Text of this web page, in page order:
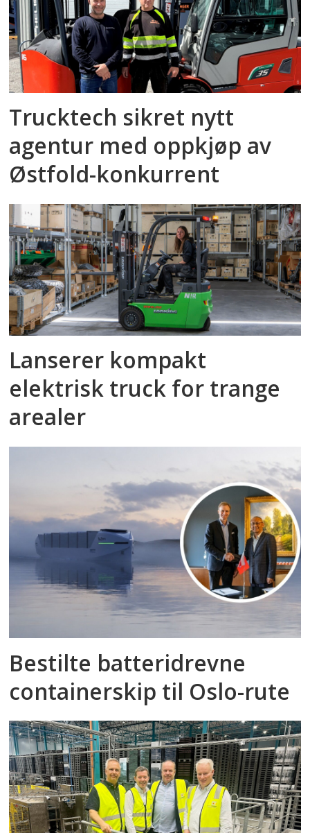
Trucktech sikret nytt
agentur med oppkjøp av
Østfold-konkurrent
Lanserer kompakt
elektrisk truck for trange
arealer
Bestilte batteridrevne
containerskip til Oslo-rute